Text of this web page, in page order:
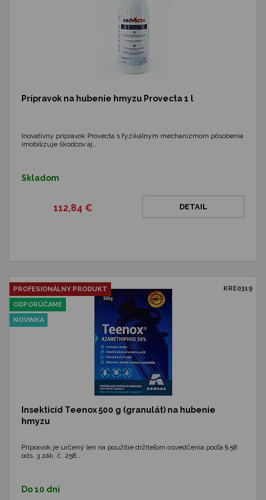
Prípravok na hubenie hmyzu Provecta 1 l
Inovatívny prípravok Provecta s fyzikálnym mechanizmom pôsobenia
imobilizuje škodcov aj…
Skladom
112,84 € DETAIL
KRE0319
PROFESIONÁLNY PRODUKT
ODPORÚČAME
NOVINKA
Insekticíd Teenox 500 g (granulát) na hubenie
hmyzu
Prípravok je určený len na použitie držiteľom osvedčenia podľa § 58
ods. 3 zák. č. 258…
Do 10 dní